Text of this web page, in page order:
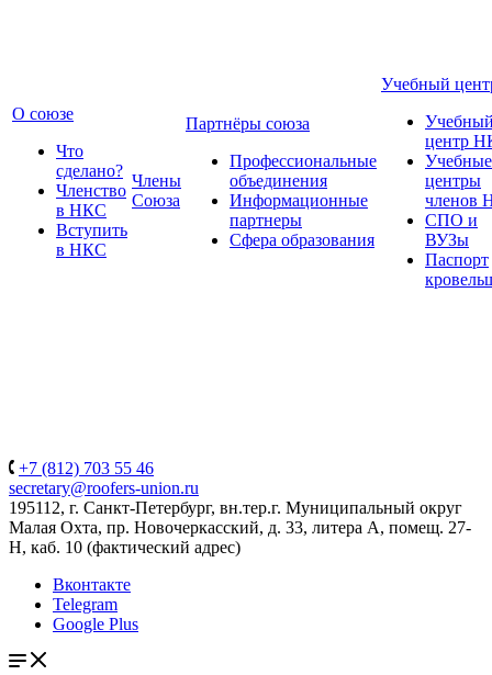
О союзе
Что
сделано?
Членство
в НКС
Вступить
в НКС
Члены
Союза
Партнёры союза
Профессиональные
объединения
Информационные
партнеры
Сфера образования
Учебный
центр
Учебные
центры
членов
СПО и
ВУЗы
Паспорт
+7 (812) 703 55 46
secretary@roofers-union.ru
195112, г. Санкт-Петербург, вн.тер.г. Муниципальный округ
Малая Охта, пр. Новочеркасский, д. 33, литера А, помещ. 27-
Н, каб. 10 (фактический адрес)
Вконтакте
Telegram
Google Plus